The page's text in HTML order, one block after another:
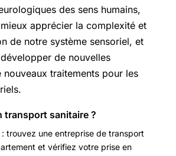
des sens humains,
apprécier la complexité et
de notre système sensoriel, et
de nouvelles
nouveaux traitements pour les
transport sanitaire ?
trouvez une entreprise de transport
et vérifiez votre prise en